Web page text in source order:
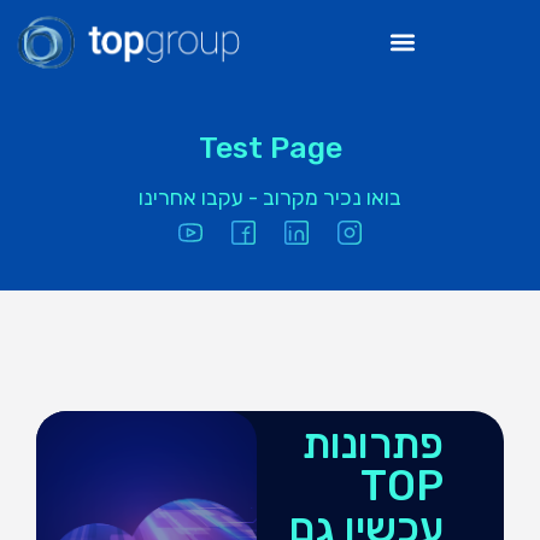
Test Page
בואו נכיר מקרוב - עקבו אחרינו
פתרונות
TOP
עכשיו גם